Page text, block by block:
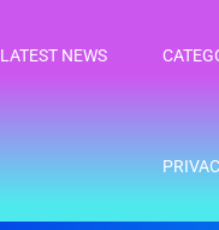
LATEST NEWS